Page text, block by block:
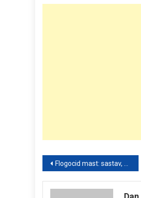
Post
navigation
Flogocid mast: sastav, primjena i šta treba znati prije upotrebe